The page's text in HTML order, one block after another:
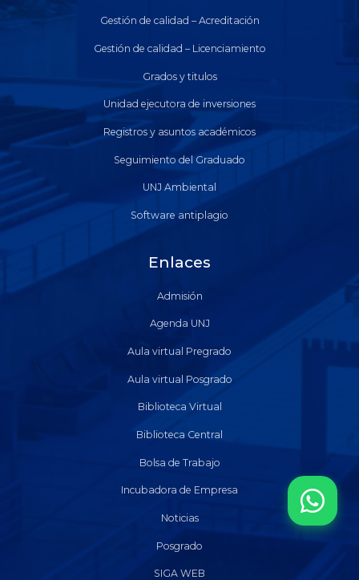
Gestión de calidad – Acreditación
Gestión de calidad – Licenciamiento
Grados y titulos
Unidad ejecutora de inversiones
Registros y asuntos académicos
Seguimiento del Graduado
UNJ Ambiental
Software antiplagio
Enlaces
Admisión
Agenda UNJ
Aula virtual Pregrado
Aula virtual Posgrado
Biblioteca Virtual
Biblioteca Central
Bolsa de Trabajo
Incubadora de Empresa
Noticias
Posgrado
SIGA WEB